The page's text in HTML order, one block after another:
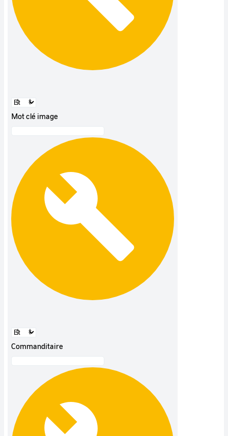
Mot clé image
Commanditaire